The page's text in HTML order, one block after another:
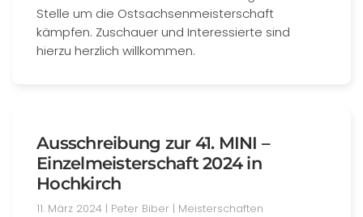
Stelle um die Ostsachsenmeisterschaft
kämpfen. Zuschauer und Interessierte sind
hierzu herzlich willkommen.
Ausschreibung zur 41. MINI –
Einzelmeisterschaft 2024 in
Hochkirch
11. März 2024 | Peter Biber | Meisterschaften